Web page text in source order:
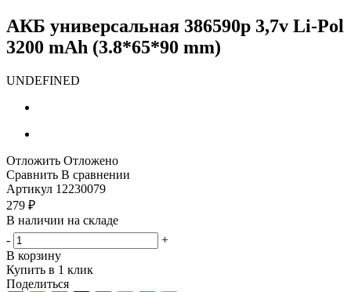
АКБ универсальная 386590p 3,7v Li-Pol
3200 mAh (3.8*65*90 mm)
UNDEFINED
Отложить Отложено
Сравнить В сравнении
Артикул 12230079
279 ₽
В наличии на складе
-
+
В корзину
Купить в 1 клик
Поделиться